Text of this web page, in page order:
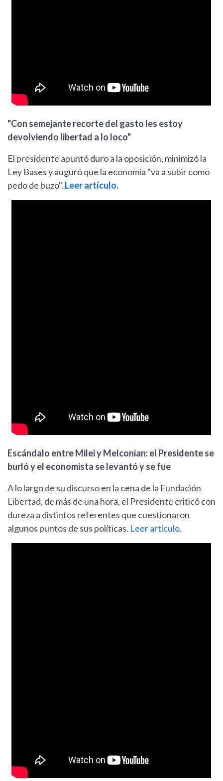
"Con semejante recorte del gasto les estoy
devolviendo libertad a lo loco"
El presidente apuntó duro a la oposición, minimizó la
Ley Bases y auguró que la economía "va a subir como
pedo de buzo". Leer artículo.
Escándalo entre Milei y Melconian: el Presidente se
burló y el economista se levantó y se fue
A lo largo de su discurso en la cena de la Fundación
Libertad, de más de una hora, el Presidente criticó con
dureza a distintos referentes que cuestionaron
algunos puntos de sus políticas. Leer artículo.